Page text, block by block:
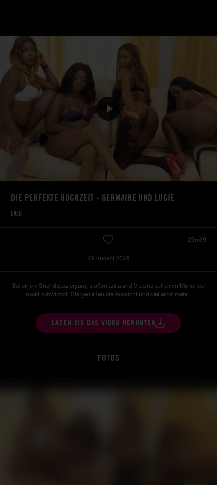
DIE PERFEKTE HOCHZEIT - GERMAINE UND LUCIE
LULU
29m39
08 august 2023
Bei einem Strandspaziergang stoßen Leila und Victoria auf einen Mann, der
nackt schwimmt. Sie genießen die Aussicht und vielleicht mehr...
LADEN SIE DAS VIDEO HERUNTER
FOTOS